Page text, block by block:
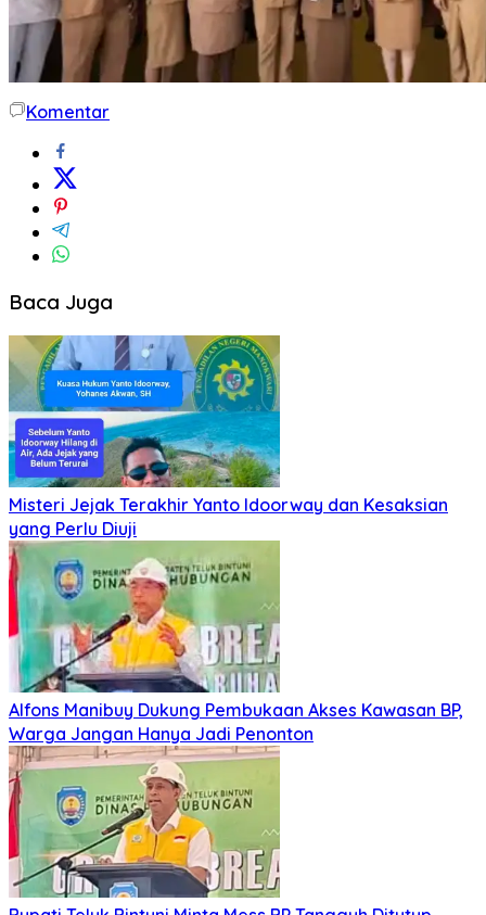
Komentar
Baca Juga
Misteri Jejak Terakhir Yanto Idoorway dan Kesaksian
yang Perlu Diuji
Alfons Manibuy Dukung Pembukaan Akses Kawasan BP,
Warga Jangan Hanya Jadi Penonton